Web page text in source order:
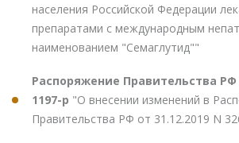
населения Российской Федерации
препаратами с международным
наименованием "Семаглутид""
Распоряжение Правительства РФ
1197-р "О внесении изменений в
Правительства РФ от 31.12.2019 N